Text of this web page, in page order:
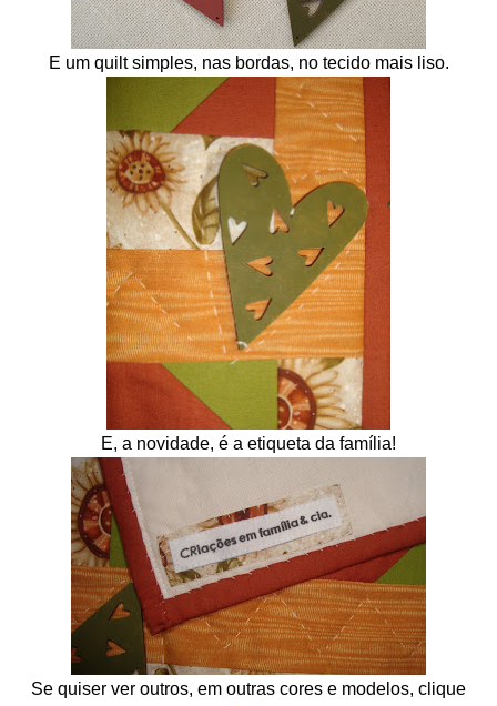
E um quilt simples, nas bordas, no tecido mais liso.
E, a novidade, é a etiqueta da família!
Se quiser ver outros, em outras cores e modelos, clique